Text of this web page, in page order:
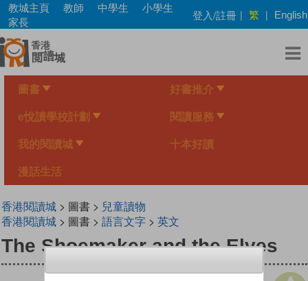
Skip
main
content
教城主頁 教師 中學生
小學生
家長
登入/註冊 | 繁 | English
圖書 好書推介
e悅讀學校計劃 閱讀服務
我的閱讀城 十本好讀
漫話生活
香港閱讀城> 圖書 > 兒童讀物
香港閱讀城> 圖書 > 語言文字> 英文
The Shoemaker and the Elves